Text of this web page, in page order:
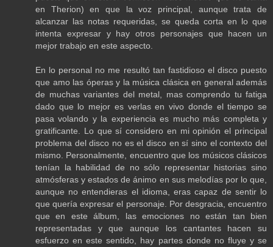
en Therion) en que la voz principal, aunque trata de
alcanzar las notas requeridas, se queda corta en lo que
intenta expresar y hay otros personajes que hacen un
mejor trabajo en este aspecto.
En lo personal no me resultó tan fastidioso el disco puesto
que amo las óperas y la música clásica en general además
de muchas variantes del metal, mas comprendo tu fatiga
dado que lo mejor es verlas en vivo donde el tiempo se
pasa volando y la experiencia es mucho más completa y
gratificante. Lo que sí considero en mi opinión el principal
problema del disco no es el disco en sí sino el contexto del
mismo. Personalmente, encuentro que los músicos clásicos
tenían la habilidad de no sólo representar historias sino
atmósferas y estados de ánimo en sus melodías por lo que,
aunque no entendieras el idioma, eras capaz de sentir lo
que quería expresar el personaje. Por desgracia, encuentro
que en este álbum, las emociones no están tan bien
representadas y que aunque los cantantes hacen su
esfuerzo en este sentido, hay partes donde no fluye y se